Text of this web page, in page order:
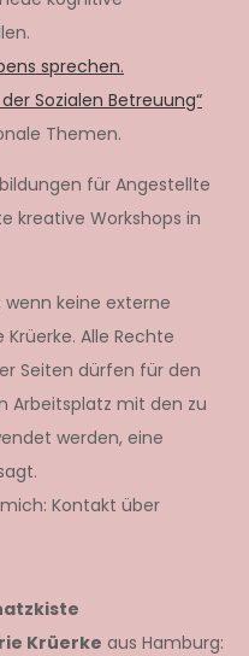
sprechen.
Sozialen Betreuung“
Themen.
für Angestellte
kreative Workshops in
keine externe
Alle Rechte
Seiten dürfen für den
Arbeitsplatz mit den zu
werden, eine
Kontakt über
Krüerke aus Hamburg: